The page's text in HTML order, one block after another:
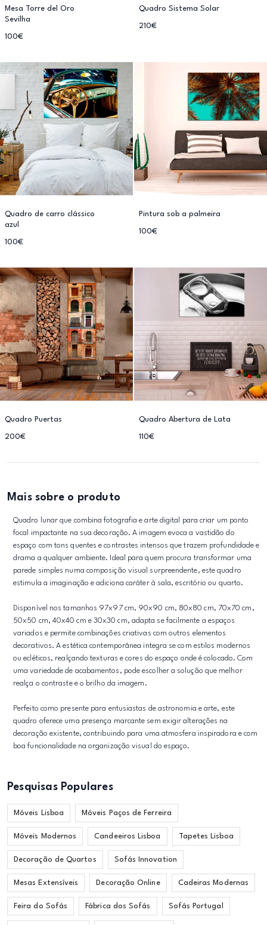
Mesa Torre del Oro
Sevilha
100€
Quadro Sistema Solar
210€
Quadro de carro clássico
azul
100€
Pintura sob a palmeira
100€
Quadro Puertas
200€
Quadro Abertura de Lata
110€
Mais sobre o produto
Quadro lunar que combina fotografia e arte digital para criar um ponto
focal impactante na sua decoração. A imagem evoca a vastidão do
espaço com tons quentes e contrastes intensos que trazem profundidade e
drama a qualquer ambiente. Ideal para quem procura transformar uma
parede simples numa composição visual surpreendente, este quadro
estimula a imaginação e adiciona caráter à sala, escritório ou quarto.
Disponível nos tamanhos 97x97 cm, 90x90 cm, 80x80 cm, 70x70 cm,
50x50 cm, 40x40 cm e 30x30 cm, adapta se facilmente a espaços
variados e permite combinações criativas com outros elementos
decorativos. A estética contemporânea integra se com estilos modernos
ou ecléticos, realçando texturas e cores do espaço onde é colocado. Com
uma variedade de acabamentos, pode escolher a solução que melhor
realça o contraste e o brilho da imagem.
Perfeito como presente para entusiastas de astronomia e arte, este
quadro oferece uma presença marcante sem exigir alterações na
decoração existente, contribuindo para uma atmosfera inspiradora e com
boa funcionalidade na organização visual do espaço.
Pesquisas Populares
Móveis Lisboa Móveis Paços de Ferreira
Móveis Modernos Candeeiros Lisboa Tapetes Lisboa
Decoração de Quartos Sofás Innovation
Mesas Extensíveis Decoração Online Cadeiras Modernas
Feira do Sofás Fábrica dos Sofás Sofás Portugal